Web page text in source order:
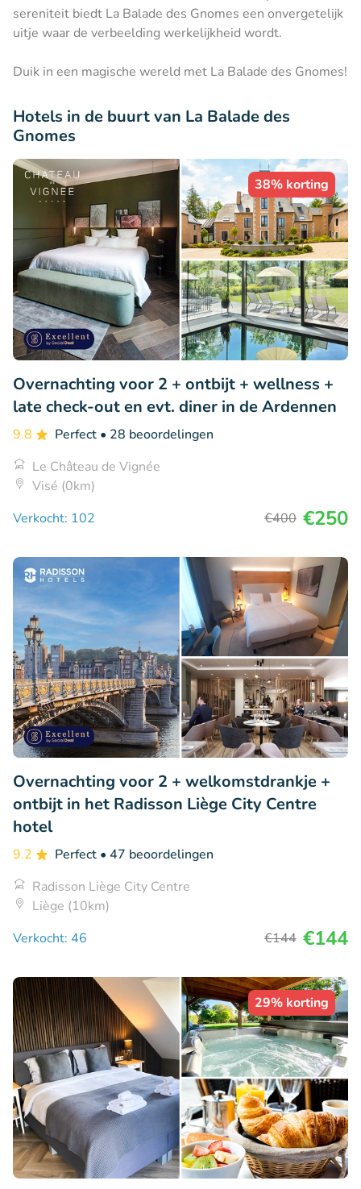
sereniteit biedt La Balade des Gnomes een onvergetelijk
uitje waar de verbeelding werkelijkheid wordt.
Duik in een magische wereld met La Balade des Gnomes!
Hotels in de buurt van La Balade des
Gnomes
38% korting
Overnachting voor 2 + ontbijt + wellness +
late check-out en evt. diner in de Ardennen
9.8 Perfect • 28 beoordelingen
Le Château de Vignée
Visé (0km)
Verkocht: 102
€400 €250
Overnachting voor 2 + welkomstdrankje +
ontbijt in het Radisson Liège City Centre
hotel
9.2 Perfect • 47 beoordelingen
Radisson Liège City Centre
Liège (10km)
Verkocht: 46
€144 €144
29% korting